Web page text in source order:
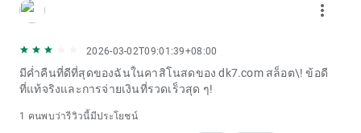
more_vert
2026-03-02T09:01:39+08:00
มีค่ำคืนที่ดีที่สุดของฉันในคาสิโนสดของ dk7.com สล็อต\! ข้อดี
ที่แท้จริงและการจ่ายเงินที่รวดเร็วสุด ๆ!
1 คนพบว่ารีวิวนี้มีประโยชน์